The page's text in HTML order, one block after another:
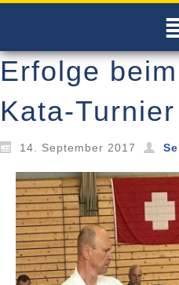
Erfolge
Kata-
14. September 2017